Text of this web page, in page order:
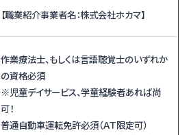
【職業紹介事業者名：株式会社ホカマ】
作業療法士、もしくは言語聴覚士のいずれか
の資格必須
※児童デイサービス、学童経験者あれば尚
可！
普通自動車運転免許必須（ＡＴ限定可）